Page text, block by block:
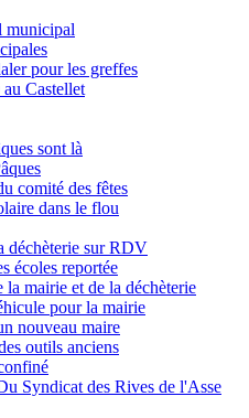
municipal
pour les greffes
Castellet
sont là
comité des fêtes
dans le flou
déchèterie sur RDV
écoles reportée
la mairie et de la déchèterie
pour la mairie
nouveau maire
outils anciens
Syndicat des Rives de l'Asse